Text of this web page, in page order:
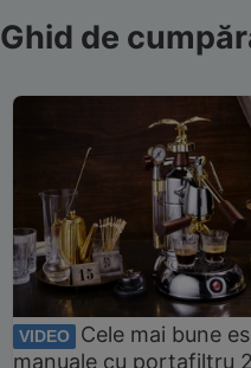
Ghid de
VIDEO
Cele mai bune
manuale cu portafiltru